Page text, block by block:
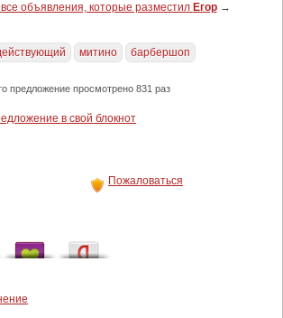
все объявления, которые разместил Егор→
митино барбершоп
предложение просмотрено 831 раз
в свой блокнот
Пожаловаться